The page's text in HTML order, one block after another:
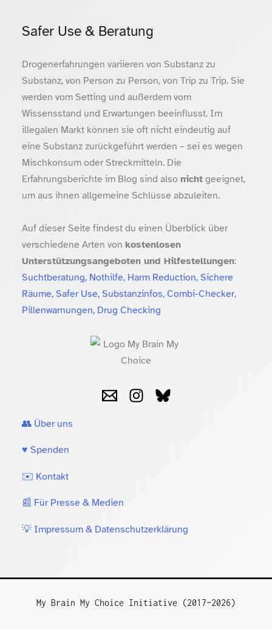
Safer Use & Beratung
Drogenerfahrungen variieren von Substanz zu
Substanz, von Person zu Person, von Trip zu Trip. Sie
werden vom Setting und außerdem vom
Wissensstand und Erwartungen beeinflusst. Im
illegalen Markt können sie oft nicht eindeutig auf
eine Substanz zurückgeführt werden – sei es wegen
Mischkonsum oder Streckmitteln. Die
Erfahrungsberichte im Blog sind also nichtgeeignet,
um aus ihnen allgemeine Schlüsse abzuleiten.
Auf dieser Seite findest du einen Überblick über
verschiedene Arten von kostenlosen
Unterstützungsangeboten und Hilfestellungen:
Suchtberatung, Nothilfe, Harm Reduction, Sichere
Räume, Safer Use, Substanzinfos, Combi-Checker,
Pillenwarnungen, Drug Checking
👥 Über uns
♥️ Spenden
✉️ Kontakt
📰 Für Presse & Medien
💡 Impressum & Datenschutzerklärung
My Brain My Choice Initiative (2017–2026)